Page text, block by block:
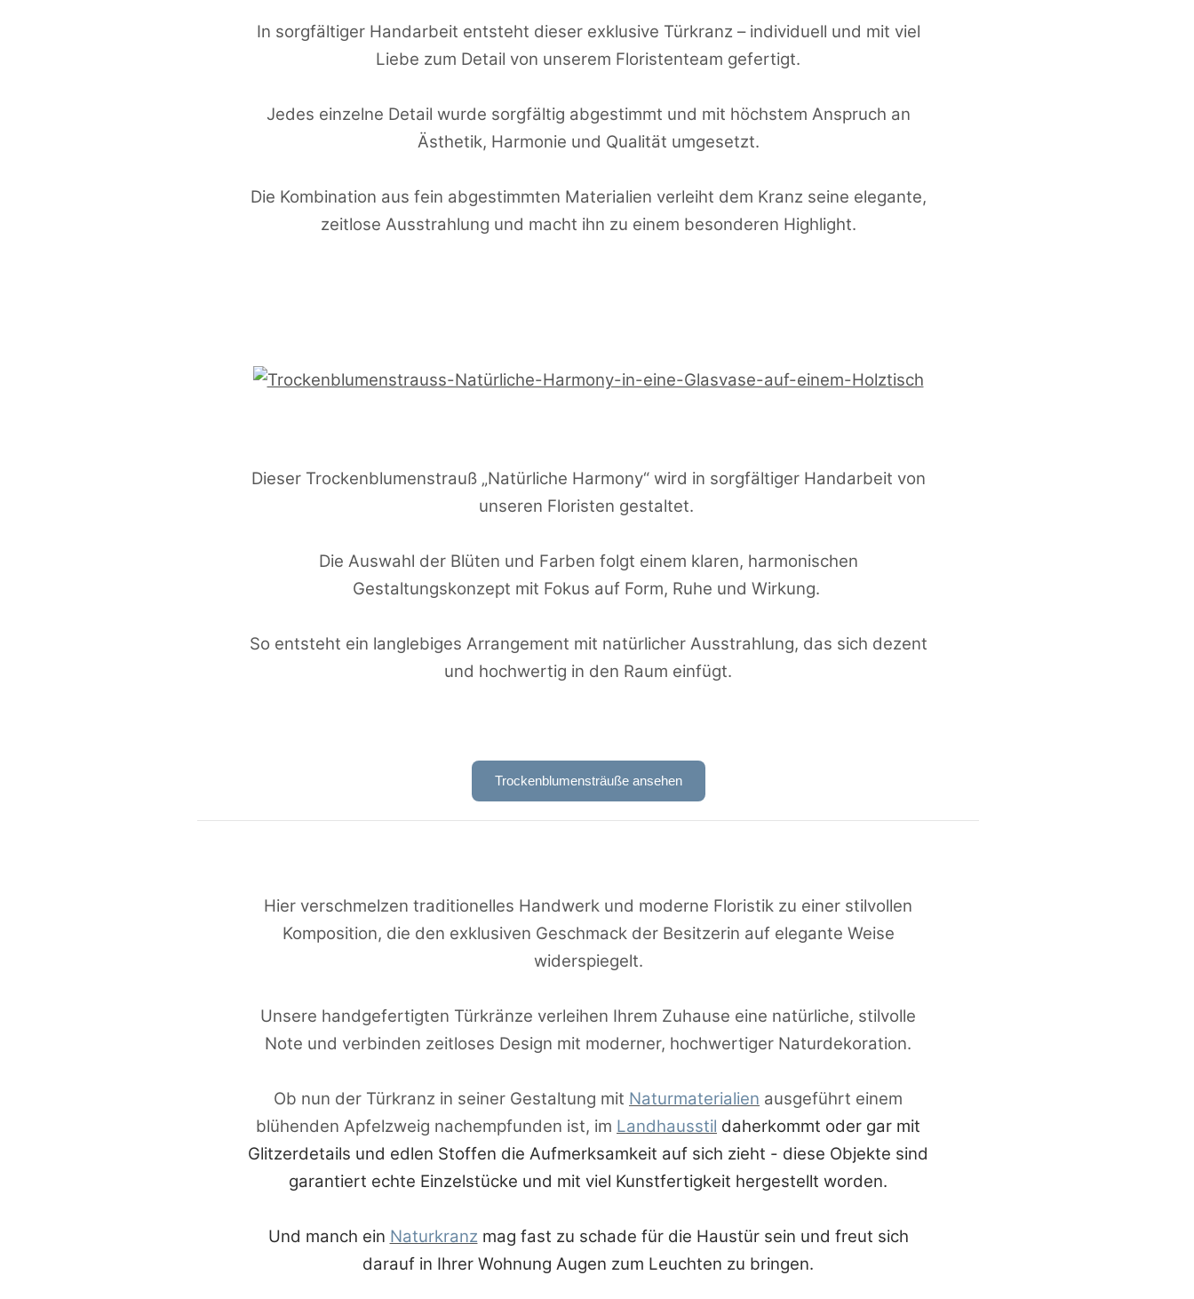
In sorgfältiger Handarbeit entsteht dieser exklusive Türkranz – individuell und mit viel
Liebe zum Detail von unserem Floristenteam gefertigt.
Jedes einzelne Detail wurde sorgfältig abgestimmt und mit höchstem Anspruch an
Ästhetik, Harmonie und Qualität umgesetzt.
Die Kombination aus fein abgestimmten Materialien verleiht dem Kranz seine elegante,
zeitlose Ausstrahlung und macht ihn zu einem besonderen Highlight.
Dieser Trockenblumenstrauß „Natürliche Harmony“ wird in sorgfältiger Handarbeit von
unseren Floristen gestaltet.
Die Auswahl der Blüten und Farben folgt einem klaren, harmonischen
Gestaltungskonzept mit Fokus auf Form, Ruhe und Wirkung.
So entsteht ein langlebiges Arrangement mit natürlicher Ausstrahlung, das sich dezent
und hochwertig in den Raum einfügt.
Trockenblumensträuße ansehen
Hier verschmelzen traditionelles Handwerk und moderne Floristik zu einer stilvollen
Komposition, die den exklusiven Geschmack der Besitzerin auf elegante Weise
widerspiegelt.
Unsere handgefertigten Türkränze verleihen Ihrem Zuhause eine natürliche, stilvolle
Note und verbinden zeitloses Design mit moderner, hochwertiger Naturdekoration.
Ob nun der Türkranz in seiner Gestaltung mit Naturmaterialien ausgeführt einem
blühenden Apfelzweig nachempfunden ist, im Landhausstil daherkommt oder gar mit
Glitzerdetails und edlen Stoffen die Aufmerksamkeit auf sich zieht - diese Objekte sind
garantiert echte Einzelstücke und mit viel Kunstfertigkeit hergestellt worden.
Und manch ein Naturkranz mag fast zu schade für die Haustür sein und freut sich
darauf in Ihrer Wohnung Augen zum Leuchten zu bringen.